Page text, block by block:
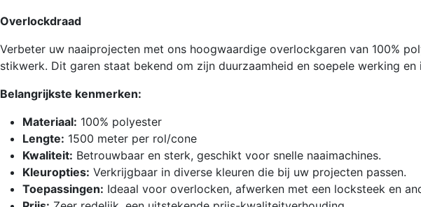
Overlockdraad
Verbeter uw naaiprojecten met ons hoogwaardige overlockgaren van 100%
stikwerk. Dit garen staat bekend om zijn duurzaamheid en soepele werking
Belangrijkste kenmerken:
Materiaal: 100% polyester
Lengte: 1500 meter per rol/cone
Kwaliteit: Betrouwbaar en sterk, geschikt voor snelle naaimachines.
Kleuropties: Verkrijgbaar in diverse kleuren die bij uw projecten passen.
Toepassingen: Ideaal voor overlocken, afwerken met een locksteek en